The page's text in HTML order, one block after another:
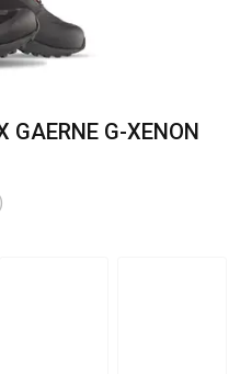
GAERNE G-XENON
)